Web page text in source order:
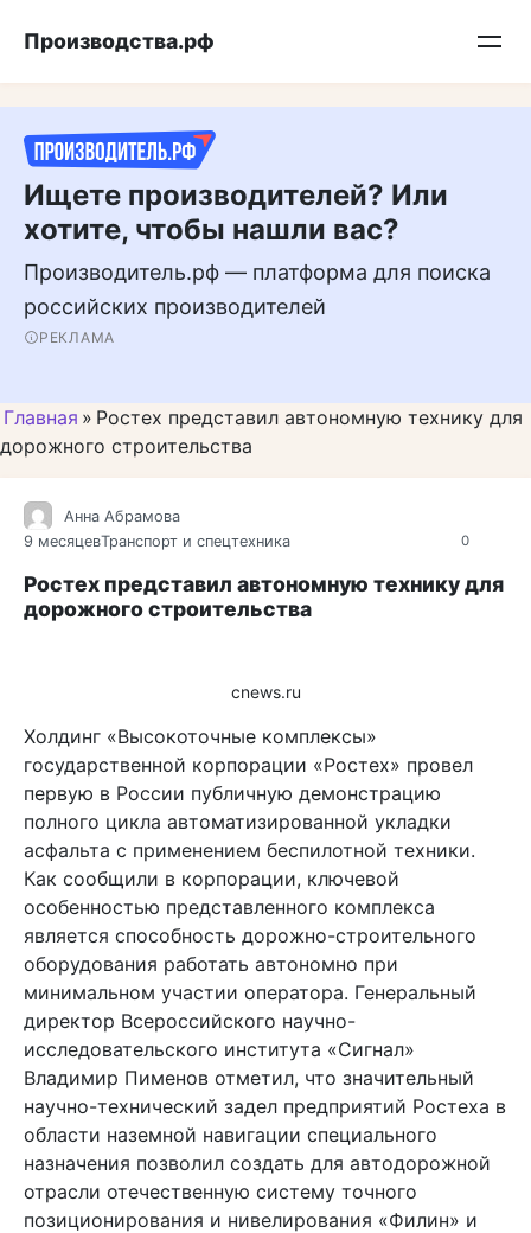
Подписывайтесь на нас в MAX
Производства.рф
Ищете производителей? Или
хотите, чтобы нашли вас?
Производитель.рф — платформа для поиска
российских производителей
РЕКЛАМА
Главная » Ростех представил автономную технику для
дорожного строительства
0
Анна Абрамова
9 месяцевТранспорт и спецтехника
Ростех представил автономную технику для
дорожного строительства
cnews.ru
Холдинг «Высокоточные комплексы»
государственной корпорации «Ростех» провел
первую в России публичную демонстрацию
полного цикла автоматизированной укладки
асфальта с применением беспилотной техники.
Как сообщили в корпорации, ключевой
особенностью представленного комплекса
является способность дорожно-строительного
оборудования работать автономно при
минимальном участии оператора. Генеральный
директор Всероссийского научно-
исследовательского института «Сигнал»
Владимир Пименов отметил, что значительный
научно-технический задел предприятий Ростеха в
области наземной навигации специального
назначения позволил создать для автодорожной
отрасли отечественную систему точного
позиционирования и нивелирования «Филин» и